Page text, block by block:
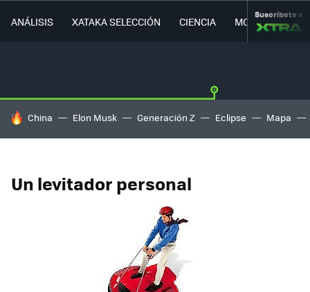
ANÁLISIS XATAKA SELECCIÓN CIENCIA MOVILIDAD
Suscríbete a
HOY SE HABLA DE
China Elon Musk Generación Z Eclipse Mapa
Un levitador personal